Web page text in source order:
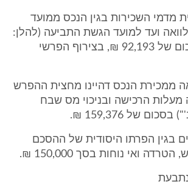
מדמי השכירות בגין הנכס ממועד
ועד למועד הגשת התביעה (להלן:
"תשואה א'") בסכום של 92,193 ₪, בצירוף הפרשי
ממכירת הנכס דהיינו מחצית ההפרש
מעלות הרכישה ובניכוי מס שבח
של 159,376 ₪.
בגין הפרתו היסודית של ההסכם
ואי נוחות בסך 150,000 ₪.